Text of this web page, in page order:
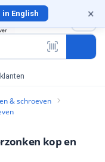
0
klanten
in English ×
& schroeven
kop en